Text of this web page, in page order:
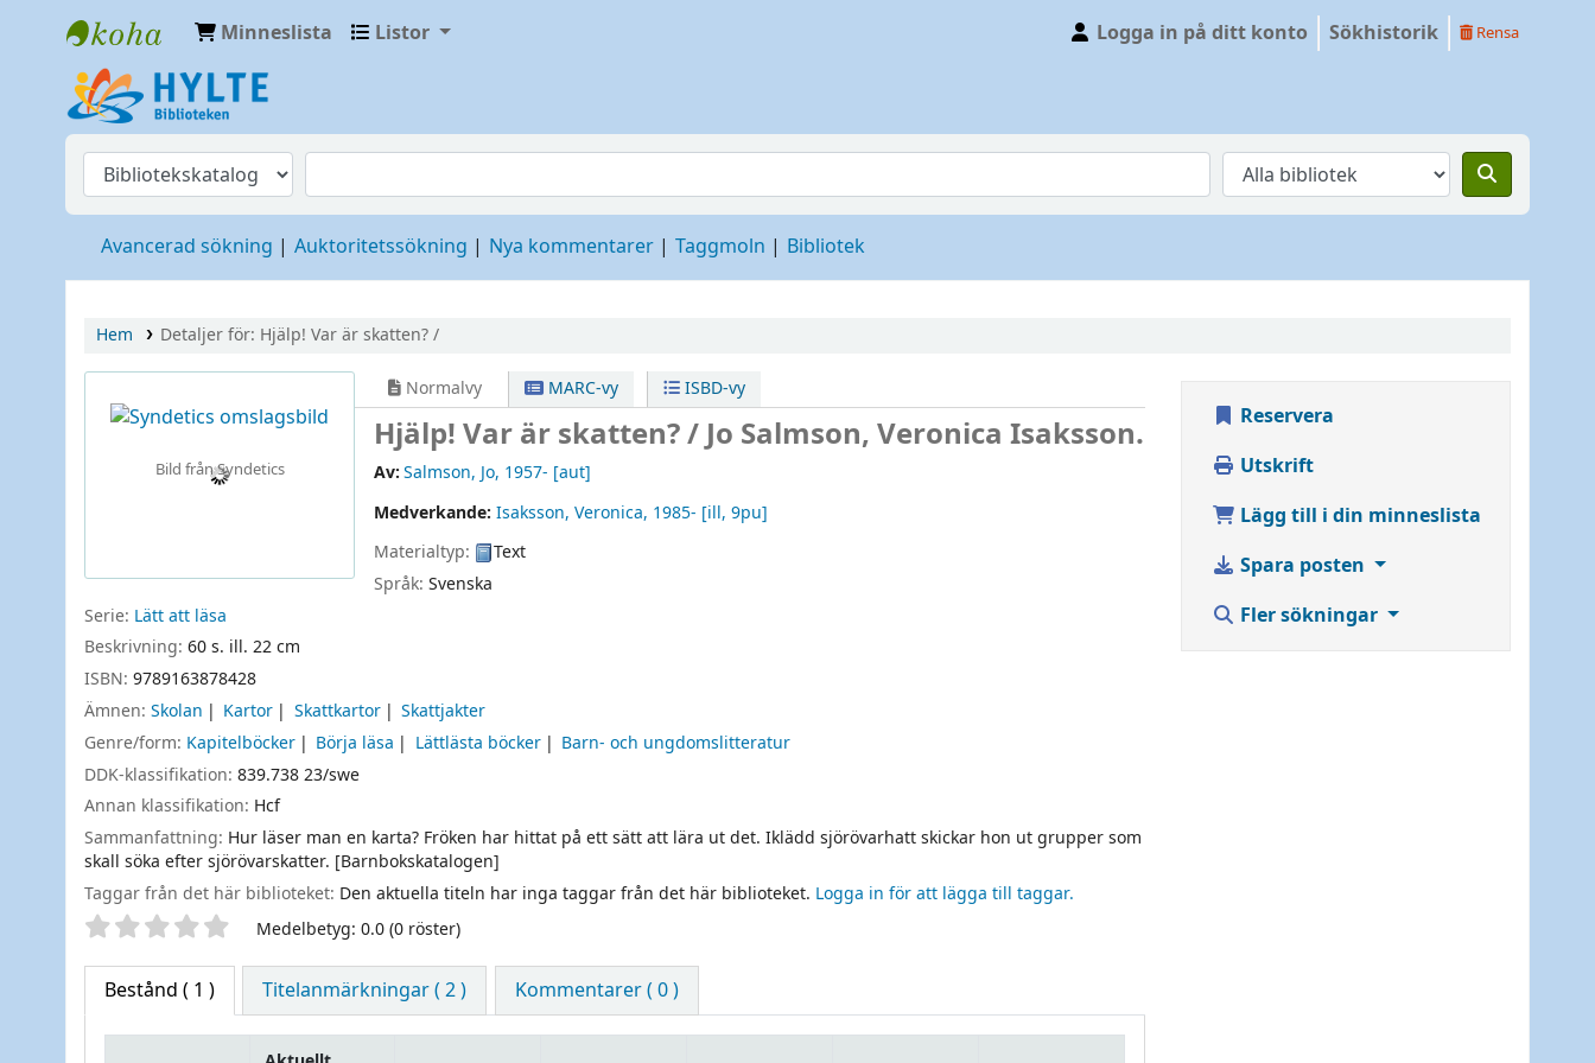
Hylte
Minneslista Listor Logga in på ditt konto Sökhistorik Rensa
Avancerad sökning Auktoritetssökning Nya kommentarer Taggmoln Bibliotek
Hem Detaljer för: Hjälp! Var är skatten? /
Bild från Syndetics
Normalvy MARC-vy ISBD-vy
Hjälp! Var är skatten? /Jo Salmson, Veronica Isaksson.
Av:Salmson, Jo, 1957- [aut]
Medverkande: Isaksson, Veronica, 1985- [ill, 9pu]
Materialtyp:
Text
Språk: Svenska
Serie: Lätt att läsa
Beskrivning: 60 s. ill. 22 cm
ISBN: 9789163878428
Ämnen: Skolan Kartor Skattkartor
Skattjakter
Genre/form: Kapitelböcker Börja läsa Lättlästa böcker
Barn- och ungdomslitteratur
DDK-klassifikation: 839.738 23/swe
Annan klassifikation: Hcf
Sammanfattning: Hur läser man en karta? Fröken har hittat på ett sätt att lära ut det. Iklädd sjörövarhatt skickar hon ut grupper som
skall söka efter sjörövarskatter. [Barnbokskatalogen]
Taggar från det här biblioteket: Den aktuella titeln har inga taggar från det här biblioteket. Logga in för att lägga till taggar.
Betyg Medelbetyg: 0.0 (0 röster)
Bestånd ( 1 ) Titelanmärkningar ( 2 ) Kommentarer ( 0 )
Reservera
Utskrift
Lägg till i din minneslista
Spara posten
Fler sökningar